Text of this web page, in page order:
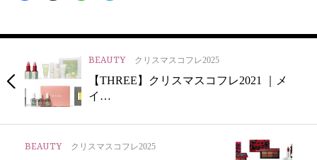
BEAUTY クリスマスコフレ2025
【THREE】クリスマスコフレ2021 ｜メ
イ…
BEAUTY クリスマスコフレ2025